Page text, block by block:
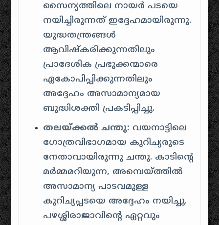
സൈന്യത്തിലെ നായർ പടയെ
നയിച്ചിരുന്നത് ഇദ്ദേഹമായിരുന്നു.
യുദ്ധതന്ത്രങ്ങൾ
ആവിഷ്കരിക്കുന്നതിലും
പ്രാദേശിക പ്രഭുക്കന്മാരെ
ഏകോപിപ്പിക്കുന്നതിലും
അദ്ദേഹം അസാമാന്യമായ
ബുദ്ധിശക്തി പ്രകടിപ്പിച്ചു.
തലയ്ക്കൽ ചന്തു: വയനാട്ടിലെ
ഗോത്രവിഭാഗമായ കുറിച്യരുടെ
നേതാവായിരുന്നു ചന്തു. കാടിന്റെ
മർമ്മമറിയുന്ന, അമ്പെയ്ത്തിൽ
അസാമാന്യ പാടവമുള്ള
കുറിച്യപ്പടയെ അദ്ദേഹം നയിച്ചു.
പഴശ്ശിരാജാവിന്റെ ഏറ്റവും